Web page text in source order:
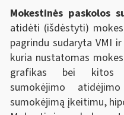
Mokestinės paskolos
atidėti (išdėstyti)
pagrindu sudaryta VMI
kuria nustatomas
grafikas bei kitos
sumokėjimo
sumokėjimą įkeitimu,